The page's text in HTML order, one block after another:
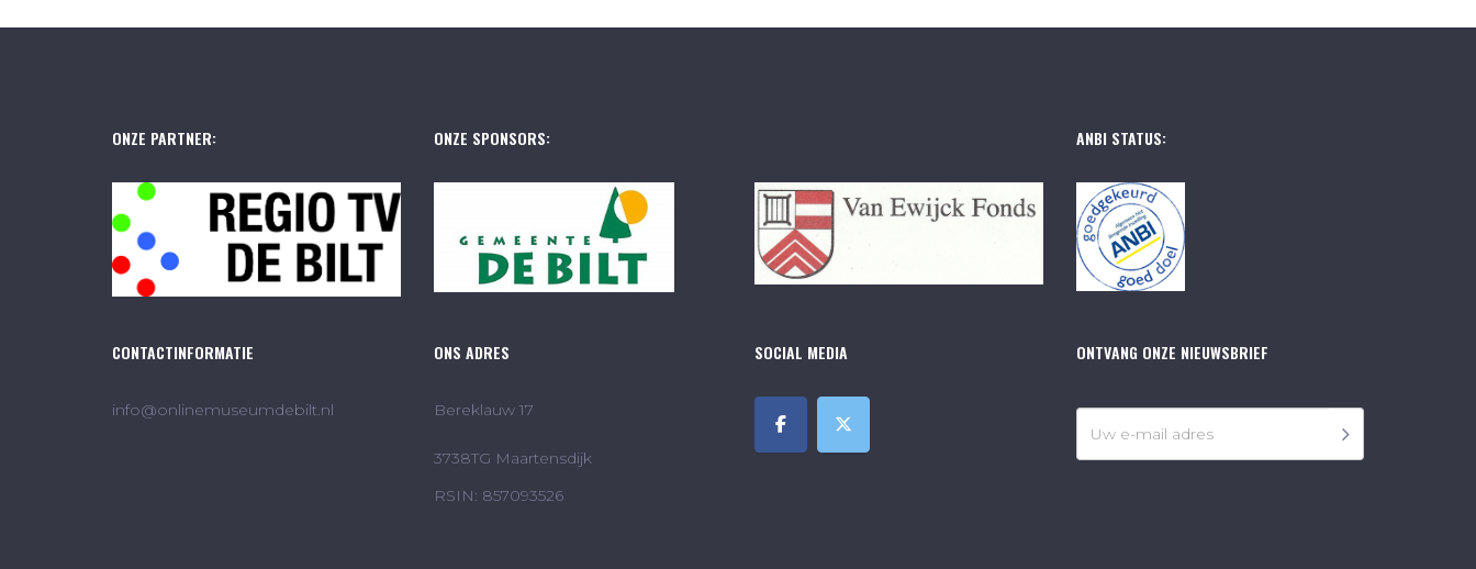
ONZE PARTNER: ONZE SPONSORS: ANBI STATUS:
CONTACTINFORMATIE
info@onlinemuseumdebilt.nl
ONS ADRES
Bereklauw 17
3738TG Maartensdijk
RSIN: 857093526
SOCIAL MEDIA ONTVANG ONZE NIEUWSBRIEF